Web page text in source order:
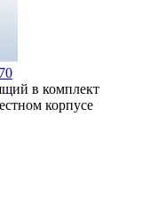
в комплект
корпусе